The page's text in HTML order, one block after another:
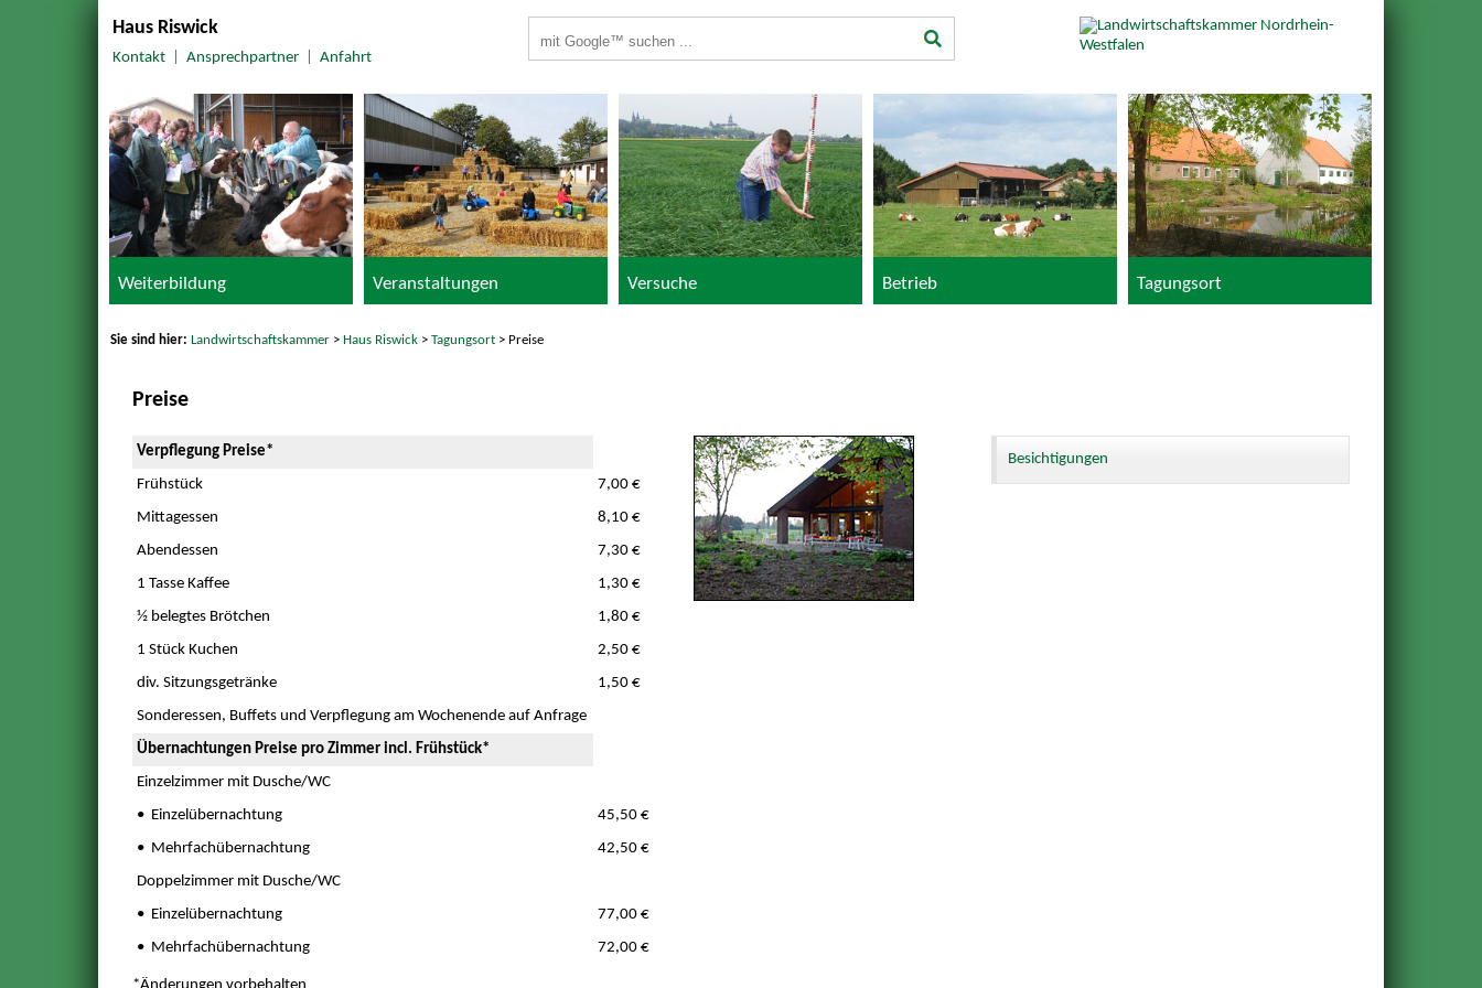
Haus Riswick
Kontakt| Ansprechpartner| Anfahrt
Weiterbildung Veranstaltungen Versuche Betrieb Tagungsort
Sie sind hier:Landwirtschaftskammer >Haus Riswick >Tagungsort > Preise
Preise
Verpflegung Preise*
Frühstück
7,00 €
Mittagessen
8,10 €
Abendessen
7,30 €
1 Tasse Kaffee
1,30 €
½ belegtes Brötchen
1,80 €
1 Stück Kuchen
2,50 €
div. Sitzungsgetränke
1,50 €
Sonderessen, Buffets und Verpflegung am Wochenende auf Anfrage
Übernachtungen Preise pro Zimmer incl. Frühstück*
Einzelzimmer mit Dusche/WC
• Einzelübernachtung
45,50 €
• Mehrfachübernachtung
42,50 €
Doppelzimmer mit Dusche/WC
• Einzelübernachtung
77,00 €
• Mehrfachübernachtung
72,00 €
Besichtigungen